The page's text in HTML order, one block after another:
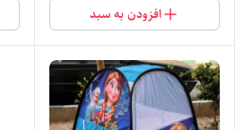
افزودن به سبد